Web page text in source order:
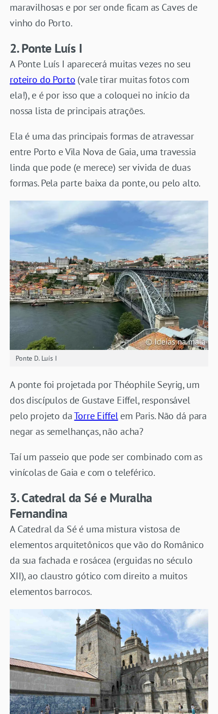
maravilhosas e por ser onde ficam as Caves de
vinho do Porto.
2. Ponte Luís I
A Ponte Luís I aparecerá muitas vezes no seu
roteiro do Porto (vale tirar muitas fotos com
ela!), e é por isso que a coloquei no início da
nossa lista de principais atrações.
Ela é uma das principais formas de atravessar
entre Porto e Vila Nova de Gaia, uma travessia
linda que pode (e merece) ser vivida de duas
formas. Pela parte baixa da ponte, ou pelo alto.
Ponte D. Luís I
A ponte foi projetada por Théophile Seyrig, um
dos discípulos de Gustave Eiffel, responsável
pelo projeto daTorre Eiffelem Paris. Não dá para
negar as semelhanças, não acha?
Taí um passeio que pode ser combinado com as
vinícolas de Gaia e com o teleférico.
3. Catedral da Sé e Muralha
Fernandina
A Catedral da Sé é uma mistura vistosa de
elementos arquitetônicos que vão do Românico
da sua fachada e rosácea (erguidas no século
XII), ao claustro gótico com direito a muitos
elementos barrocos.